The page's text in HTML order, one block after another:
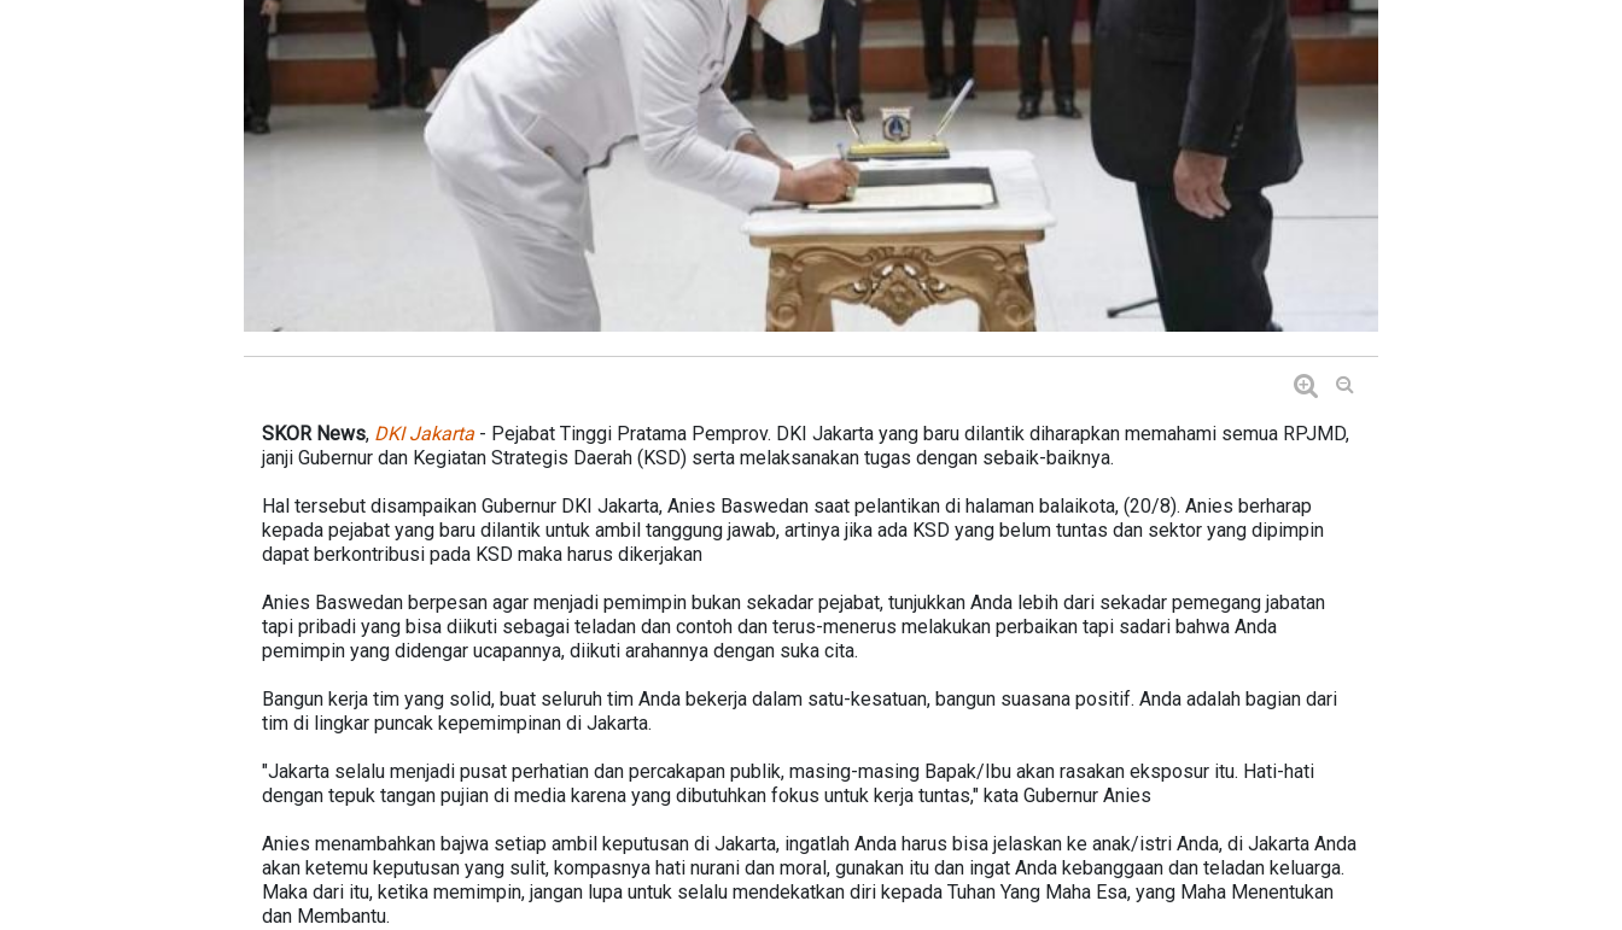
SKOR News, DKI Jakarta- Pejabat Tinggi Pratama Pemprov. DKI Jakarta yang baru dilantik diharapkan memahami semua RPJMD,
janji Gubernur dan Kegiatan Strategis Daerah (KSD) serta melaksanakan tugas dengan sebaik-baiknya.
Hal tersebut disampaikan Gubernur DKI Jakarta, Anies Baswedan saat pelantikan di halaman balaikota, (20/8). Anies berharap
kepada pejabat yang baru dilantik untuk ambil tanggung jawab, artinya jika ada KSD yang belum tuntas dan sektor yang dipimpin
dapat berkontribusi pada KSD maka harus dikerjakan
Anies Baswedan berpesan agar menjadi pemimpin bukan sekadar pejabat, tunjukkan Anda lebih dari sekadar pemegang jabatan
tapi pribadi yang bisa diikuti sebagai teladan dan contoh dan terus-menerus melakukan perbaikan tapi sadari bahwa Anda
pemimpin yang didengar ucapannya, diikuti arahannya dengan suka cita.
Bangun kerja tim yang solid, buat seluruh tim Anda bekerja dalam satu-kesatuan, bangun suasana positif. Anda adalah bagian dari
tim di lingkar puncak kepemimpinan di Jakarta.
"Jakarta selalu menjadi pusat perhatian dan percakapan publik, masing-masing Bapak/Ibu akan rasakan eksposur itu. Hati-hati
dengan tepuk tangan pujian di media karena yang dibutuhkan fokus untuk kerja tuntas," kata Gubernur Anies
Anies menambahkan bajwa setiap ambil keputusan di Jakarta, ingatlah Anda harus bisa jelaskan ke anak/istri Anda, di Jakarta Anda
akan ketemu keputusan yang sulit, kompasnya hati nurani dan moral, gunakan itu dan ingat Anda kebanggaan dan teladan keluarga.
Maka dari itu, ketika memimpin, jangan lupa untuk selalu mendekatkan diri kepada Tuhan Yang Maha Esa, yang Maha Menentukan
dan Membantu.